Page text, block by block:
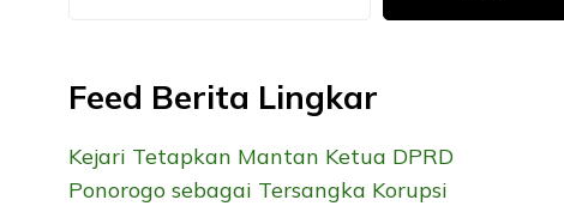
Feed Berita Lingkar
Kejari Tetapkan Mantan Ketua DPRD
Ponorogo sebagai Tersangka Korupsi